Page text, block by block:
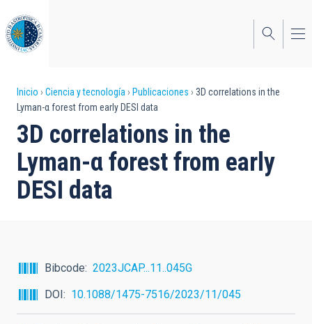
al
contenido
principal
Sobrescribir
enlaces
de
ayuda
a
Inicio Ciencia y tecnología Publicaciones
3D correlations in the
Lyman-α forest from early DESI data
3D correlations in the
Lyman-α forest from early
DESI data
Bibcode
2023JCAP...11..045G
DOI
10.1088/1475-7516/2023/11/045